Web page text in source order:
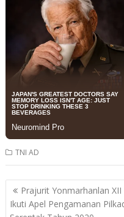
TNI AD
Post
navigation
Prajurit Yonmarhanlan XII
Ikuti Apel Pengamanan